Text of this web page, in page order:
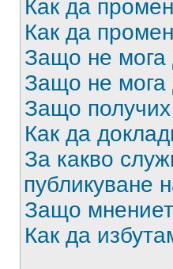
Как да
Как да
Защо не мога
Защо не
Защо
Как да
За какво
публикуване
Защо
Как да